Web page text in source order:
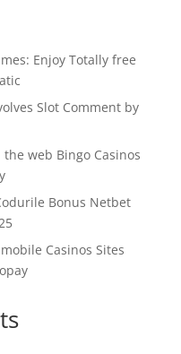
Enjoy Totally free
Slot Comment by
the web Bingo Casinos
Bonus Netbet
Casinos Sites